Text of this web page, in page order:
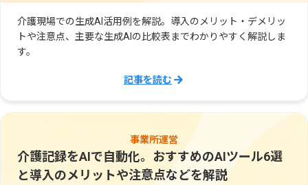
介護現場での生成AI活用例を解説。導入のメリット・デメリッ
トや注意点、主要な生成AIの比較表までわかりやすく解説しま
す。
記事を読む
事業所運営
介護記録をAIで自動化。おすすめのAIツール6選
と導入のメリットや注意点などを解説